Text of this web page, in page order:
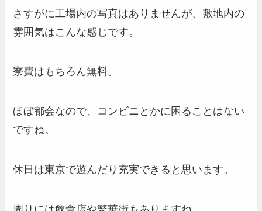
さすがに工場内の写真はありませんが、敷地内の
雰囲気はこんな感じです。
寮費はもちろん無料。
ほぼ都会なので、コンビニとかに困ることはない
ですね。
休日は東京で遊んだり充実できると思います。